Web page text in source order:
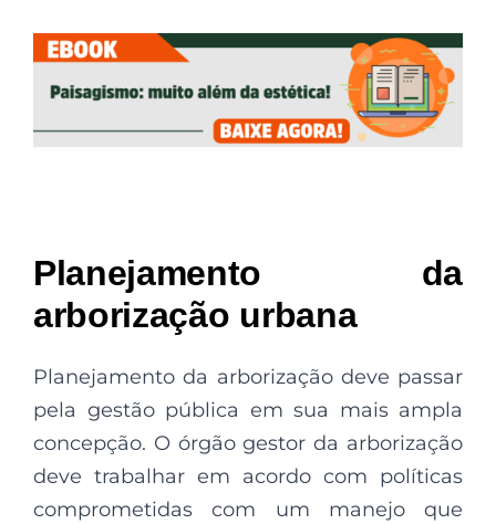
Planejamento da
arborização urbana
Planejamento da arborização deve passar
pela gestão pública em sua mais ampla
concepção. O órgão gestor da arborização
deve trabalhar em acordo com políticas
comprometidas com um manejo que